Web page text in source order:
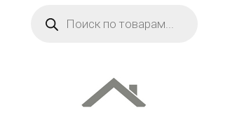
товаров